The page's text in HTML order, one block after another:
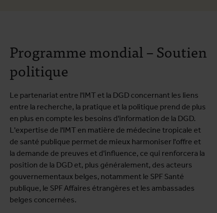
Programme mondial – Soutien
politique
Le partenariat entre l'IMT et la DGD concernant les liens
entre la recherche, la pratique et la politique prend de plus
en plus en compte les besoins d'information de la DGD.
L'expertise de l'IMT en matière de médecine tropicale et
de santé publique permet de mieux harmoniser l'offre et
la demande de preuves et d'influence, ce qui renforcera la
position de la DGD et, plus généralement, des acteurs
gouvernementaux belges, notamment le SPF Santé
publique, le SPF Affaires étrangères et les ambassades
belges concernées.